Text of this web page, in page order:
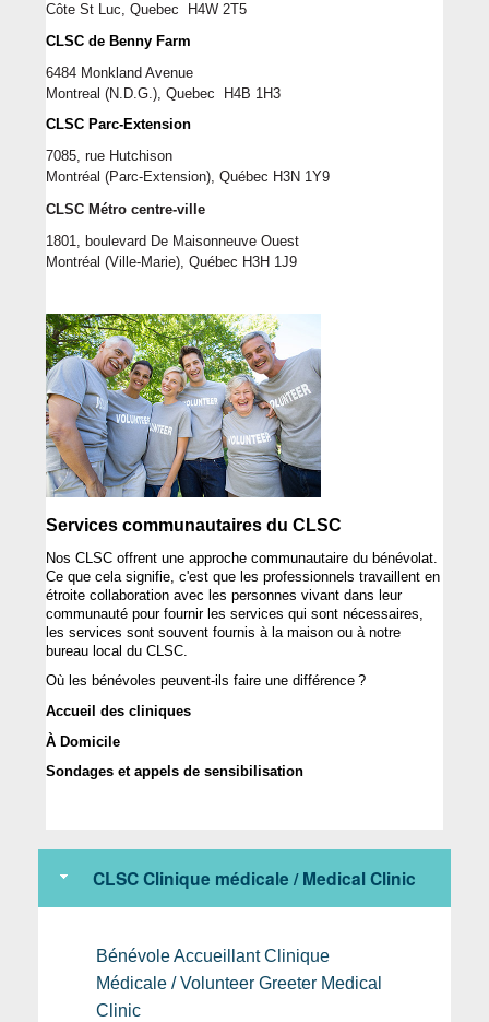
Côte St Luc, Quebec H4W 2T5
CLSC de Benny Farm
6484 Monkland Avenue
Montreal (N.D.G.) Quebec H4B 1H3
CLSC Parc-Extension
7085, rue Hutchison
Montréal (Parc-Extension) , Québec H3N 1Y9
CLSC Métro centre-ville
1801, boulevard De Maisonneuve Ouest
Montréal (Ville-Marie), Québec H3H 1J9
Services communautaires du CLSC
Nos CLSC offrent une approche communautaire du bénévolat
Ce que cela signifie c'est que les professionnels travaillent en
étroite collaboration avec les personnes vivant dans leur
communauté pour fournir les services qui sont nécessaires
les services sont souvent fournis à la maison ou à notre
bureau local du CLSC.
Où les bénévoles peuvent-ils faire une différence ?
Accueil des cliniques
À Domicile
Sondages et appels de sensibilisation
CLSC Clinique médicale / Medical Clinic
BénévoleAccueillant
Médicale / Volunteer Greeter Medical
Clinic